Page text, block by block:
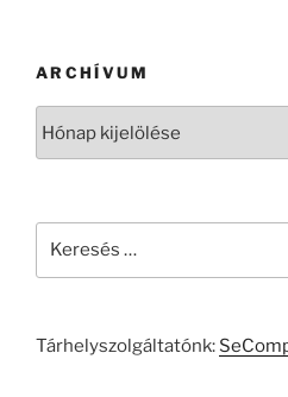
ARCHÍVUM
Tárhelyszolgáltatónk: